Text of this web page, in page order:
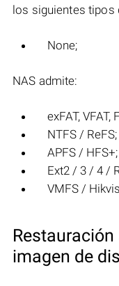
los siguientes tipos
None;
NAS admite:
exFAT, VFAT,
NTFS / ReFS;
APFS / HFS+;
Ext2 / 3 / 4 /
VMFS /
imagen de